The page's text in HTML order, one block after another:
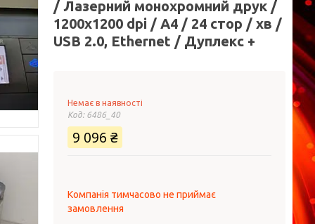
/ Лазерний монохромний друк /
1200x1200 dpi / A4 / 24 стор / хв /
USB 2.0, Ethernet / Дуплекс +
Немає в наявності
Код: 6486_40
9 096 ₴
Компанія тимчасово не приймає
замовлення